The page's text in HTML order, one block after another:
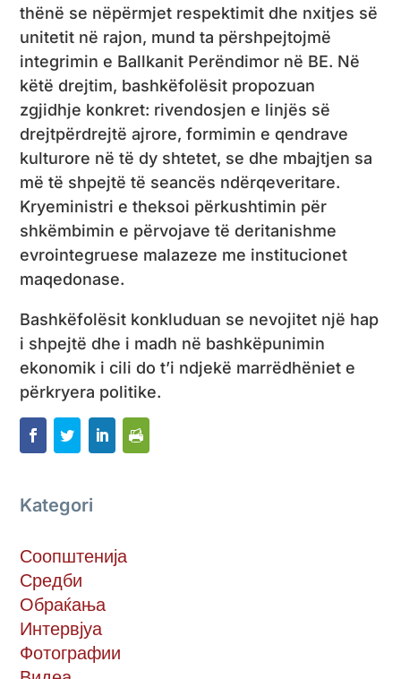
thënë se nëpërmjet respektimit dhe nxitjes së
unitetit në rajon, mund ta përshpejtojmë
integrimin e Ballkanit Perëndimor në BE. Në
këtë drejtim, bashkëfolësit propozuan
zgjidhje konkret: rivendosjen e linjës së
drejtpërdrejtë ajrore, formimin e qendrave
kulturore në të dy shtetet, se dhe mbajtjen sa
më të shpejtë të seancës ndërqeveritare.
Kryeministri e theksoi përkushtimin për
shkëmbimin e përvojave të deritanishme
evrointegruese malazeze me institucionet
maqedonase.
Bashkëfolësit konkluduan se nevojitet një hap
i shpejtë dhe i madh në bashkëpunimin
ekonomik i cili do t’i ndjekë marrëdhëniet e
përkryera politike.
Kategori
Соопштенија
Средби
Обраќања
Интервјуа
Фотографии